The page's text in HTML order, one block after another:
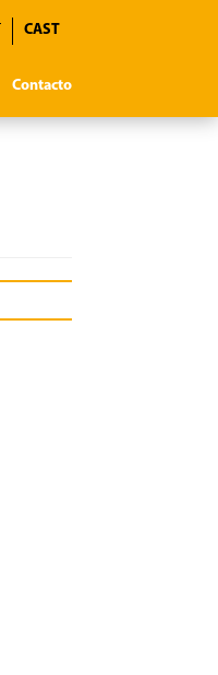
CAST
Contacto